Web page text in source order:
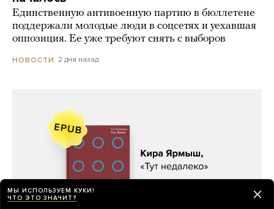
Единственную антивоенную партию в бюллетене
поддержали молодые люди в соцсетях и уехавшая
оппозиция. Ее уже требуют снять с выборов
НОВОСТИ 2 дня назад
МЫ ИСПОЛЬЗУЕМ КУКИ!
ЧТО ЭТО ЗНАЧИТ?